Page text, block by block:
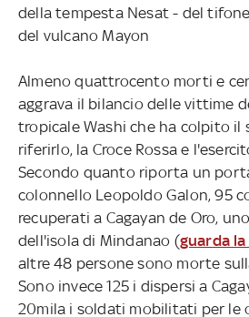
della tempesta Nesat - del
del vulcano Mayon
Almeno quattrocento morti e
aggrava il bilancio delle vittime
tropicale Washi che ha colpito il
riferirlo, la Croce Rossa e
Secondo quanto riporta un
colonnello Leopoldo Galon, 95
recuperati a Cagayan de Oro,
dell'isola di Mindanao (guarda
altre 48 persone sono morte
Sono invece 125 i dispersi a
20mila i soldati mobilitati per le